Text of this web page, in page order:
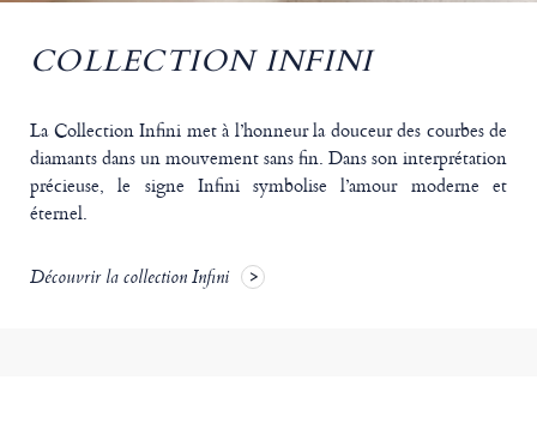
COLLECTION INFINI
La Collection Infini met à l’honneur la douceur des courbes de
diamants dans un mouvement sans fin. Dans son interprétation
précieuse, le signe Infini symbolise l’amour moderne et
éternel.
Découvrir la collection Infini